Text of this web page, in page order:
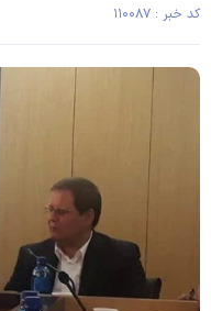
کد خبر : ۱۱۰۰۸۷